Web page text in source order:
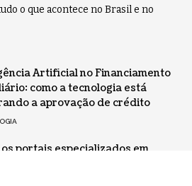
o que acontece no Brasil e no
Artificial no Financiamento
como a tecnologia está
a aprovação de crédito
os portais especializados em